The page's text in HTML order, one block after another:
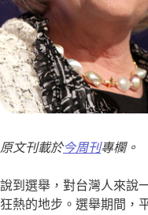
原文刊載於今周刊專欄。
說到選舉，對台灣人來說
狂熱的地步。選舉期間，